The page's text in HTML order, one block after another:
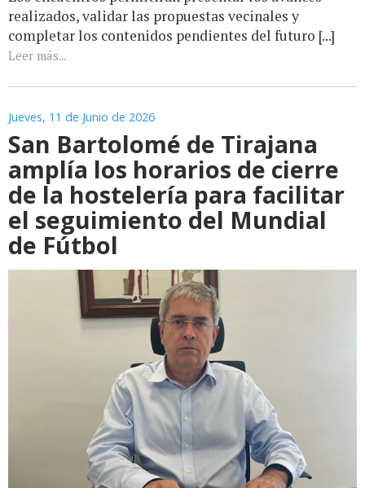
realizados, validar las propuestas vecinales y
completar los contenidos pendientes del futuro [...]
Leer más...
Jueves, 11 de Junio de 2026
San Bartolomé de Tirajana
amplía los horarios de cierre
de la hostelería para facilitar
el seguimiento del Mundial
de Fútbol